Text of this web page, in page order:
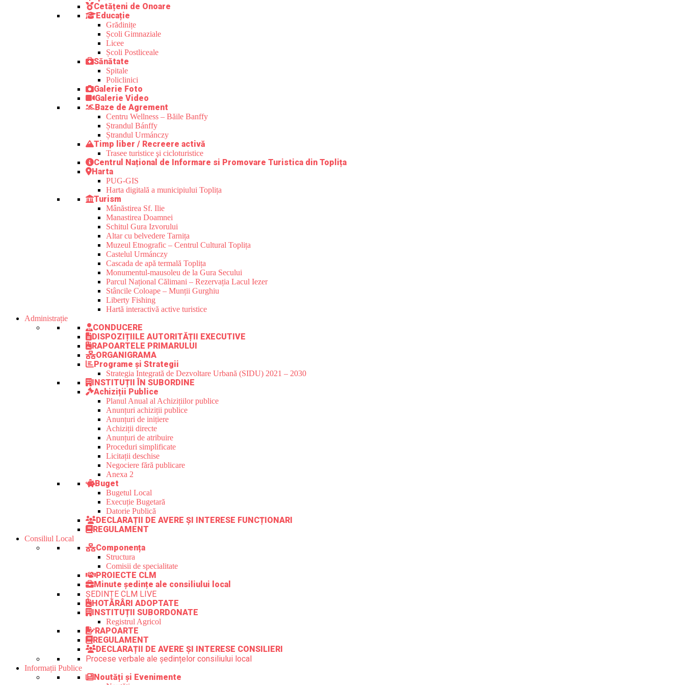
Cetățeni de Onoare
Educație
Grădinițe
Școli Gimnaziale
Licee
Școli Postliceale
Sănătate
Spitale
Policlinici
Galerie Foto
Galerie Video
Baze de Agrement
Centru Wellness – Băile Banffy
Ștrandul Bánffy
Ștrandul Urmánczy
Timp liber / Recreere activă
Trasee turistice şi cicloturistice
Centrul Național de Informare si Promovare Turistica din Toplița
Harta
PUG-GIS
Harta digitală a municipiului Toplița
Turism
Mânăstirea Sf. Ilie
Manastirea Doamnei
Schitul Gura Izvorului
Altar cu belvedere Tarnița
Muzeul Etnografic – Centrul Cultural Toplița
Castelul Urmánczy
Cascada de apă termală Toplița
Monumentul-mausoleu de la Gura Secului
Parcul Național Călimani – Rezervația Lacul Iezer
Stâncile Coloape – Munții Gurghiu
Liberty Fishing
Hartă interactivă active turistice
Administrație
CONDUCERE
DISPOZIȚIILE AUTORITĂȚII EXECUTIVE
RAPOARTELE PRIMARULUI
ORGANIGRAMA
Programe și Strategii
Strategia Integrată de Dezvoltare Urbană (SIDU) 2021 – 2030
INSTITUȚII ÎN SUBORDINE
Achiziții Publice
Planul Anual al Achizițiilor publice
Anunțuri achiziții publice
Anunțuri de inițiere
Achiziții directe
Anunțuri de atribuire
Proceduri simplificate
Licitații deschise
Negociere fără publicare
Anexa 2
Buget
Bugetul Local
Execuție Bugetară
Datorie Publică
DECLARAȚII DE AVERE ȘI INTERESE FUNCȚIONARI
REGULAMENT
Consiliul Local
Componența
Structura
Comisii de specialitate
PROIECTE CLM
Minute ședințe ale consiliului local
ȘEDINȚE CLM LIVE
HOTĂRÂRI ADOPTATE
INSTITUȚII SUBORDONATE
Registrul Agricol
RAPOARTE
REGULAMENT
DECLARAȚII DE AVERE ȘI INTERESE CONSILIERI
Procese verbale ale ședințelor consiliului local
Informații Publice
Noutăți și Evenimente